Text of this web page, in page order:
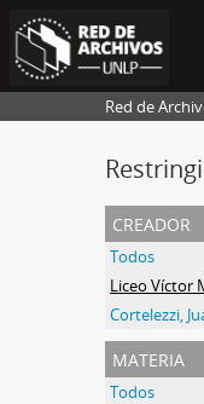
Red de
creador
Todos
Liceo Víctor
Cortelezzi,
materia
Todos